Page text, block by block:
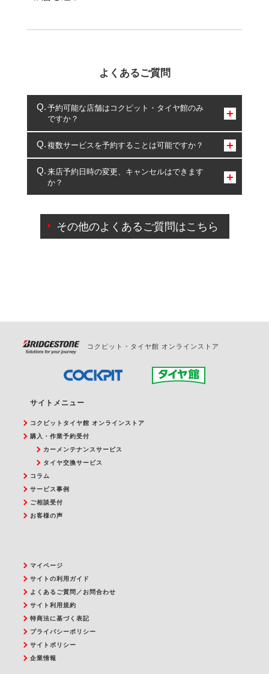
よくあるご質問
予約可能な店舗はコクピット・タイヤ館のみ
ですか？
コクピット・タイヤ館のみとなります。
複数サービスを予約することは可能ですか？
複数サービスのご予約は可能です。
一部の商品・サービスの組み合わせに限り、同時にご予約が
出来ないものもございます。
来店予約日時の変更、キャンセルはできます
か？
ご来店予約日の3営業日前を過ぎている場合のご予約
の日時変更につきましては、直接ご予約の店舗まで
その他のよくあるご質問はこちら
コクピット・タイヤ館 オンラインストア
サイトメニュー
コクピットタイヤ館 オンラインストア
購入・作業予約受付
カーメンテナンスサービス
タイヤ交換サービス
コラム
サービス事例
ご相談受付
お客様の声
マイページ
サイトの利用ガイド
よくあるご質問／お問合わせ
サイト利用規約
特商法に基づく表記
プライバシーポリシー
サイトポリシー
企業情報